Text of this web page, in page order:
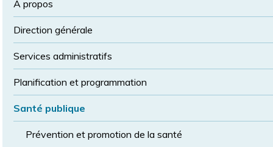
police
À propos
Direction générale
Services administratifs
Planification et programmation
Santé publique
Prévention et promotion de la santé